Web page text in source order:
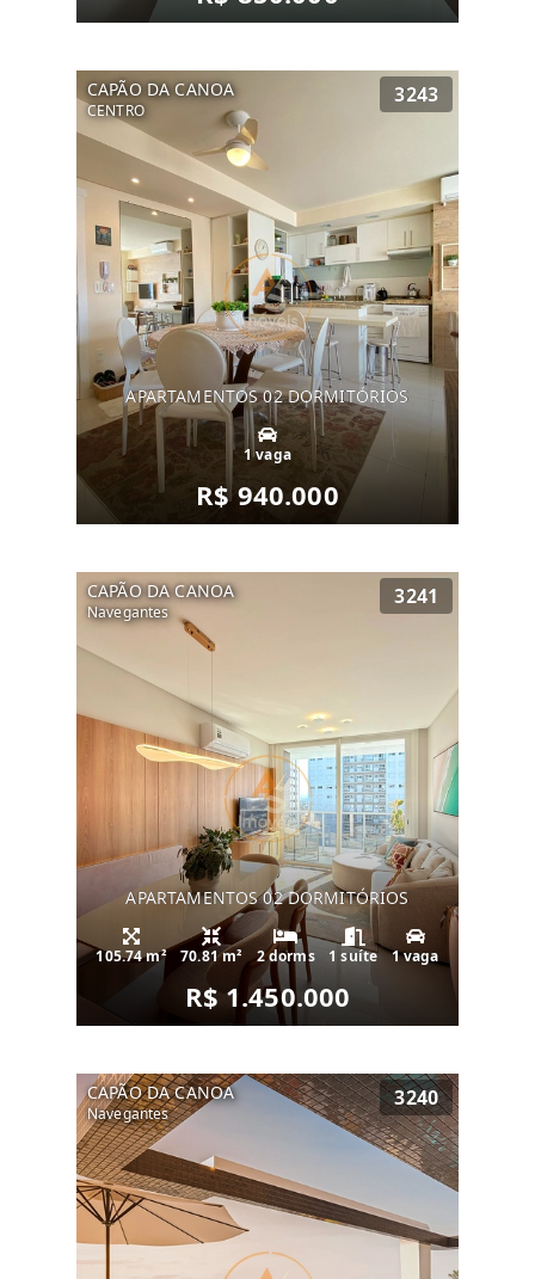
CAPÃO DA CANOA
CENTRO
3243
APARTAMENTOS 02 DORMITÓRIOS
1 vaga
R$ 940.000
CAPÃO DA CANOA
Navegantes
3241
APARTAMENTOS 02 DORMITÓRIOS
105.74 m² 70.81 m² 2 dorms 1 suíte 1 vaga
R$ 1.450.000
CAPÃO DA CANOA
Navegantes
3240